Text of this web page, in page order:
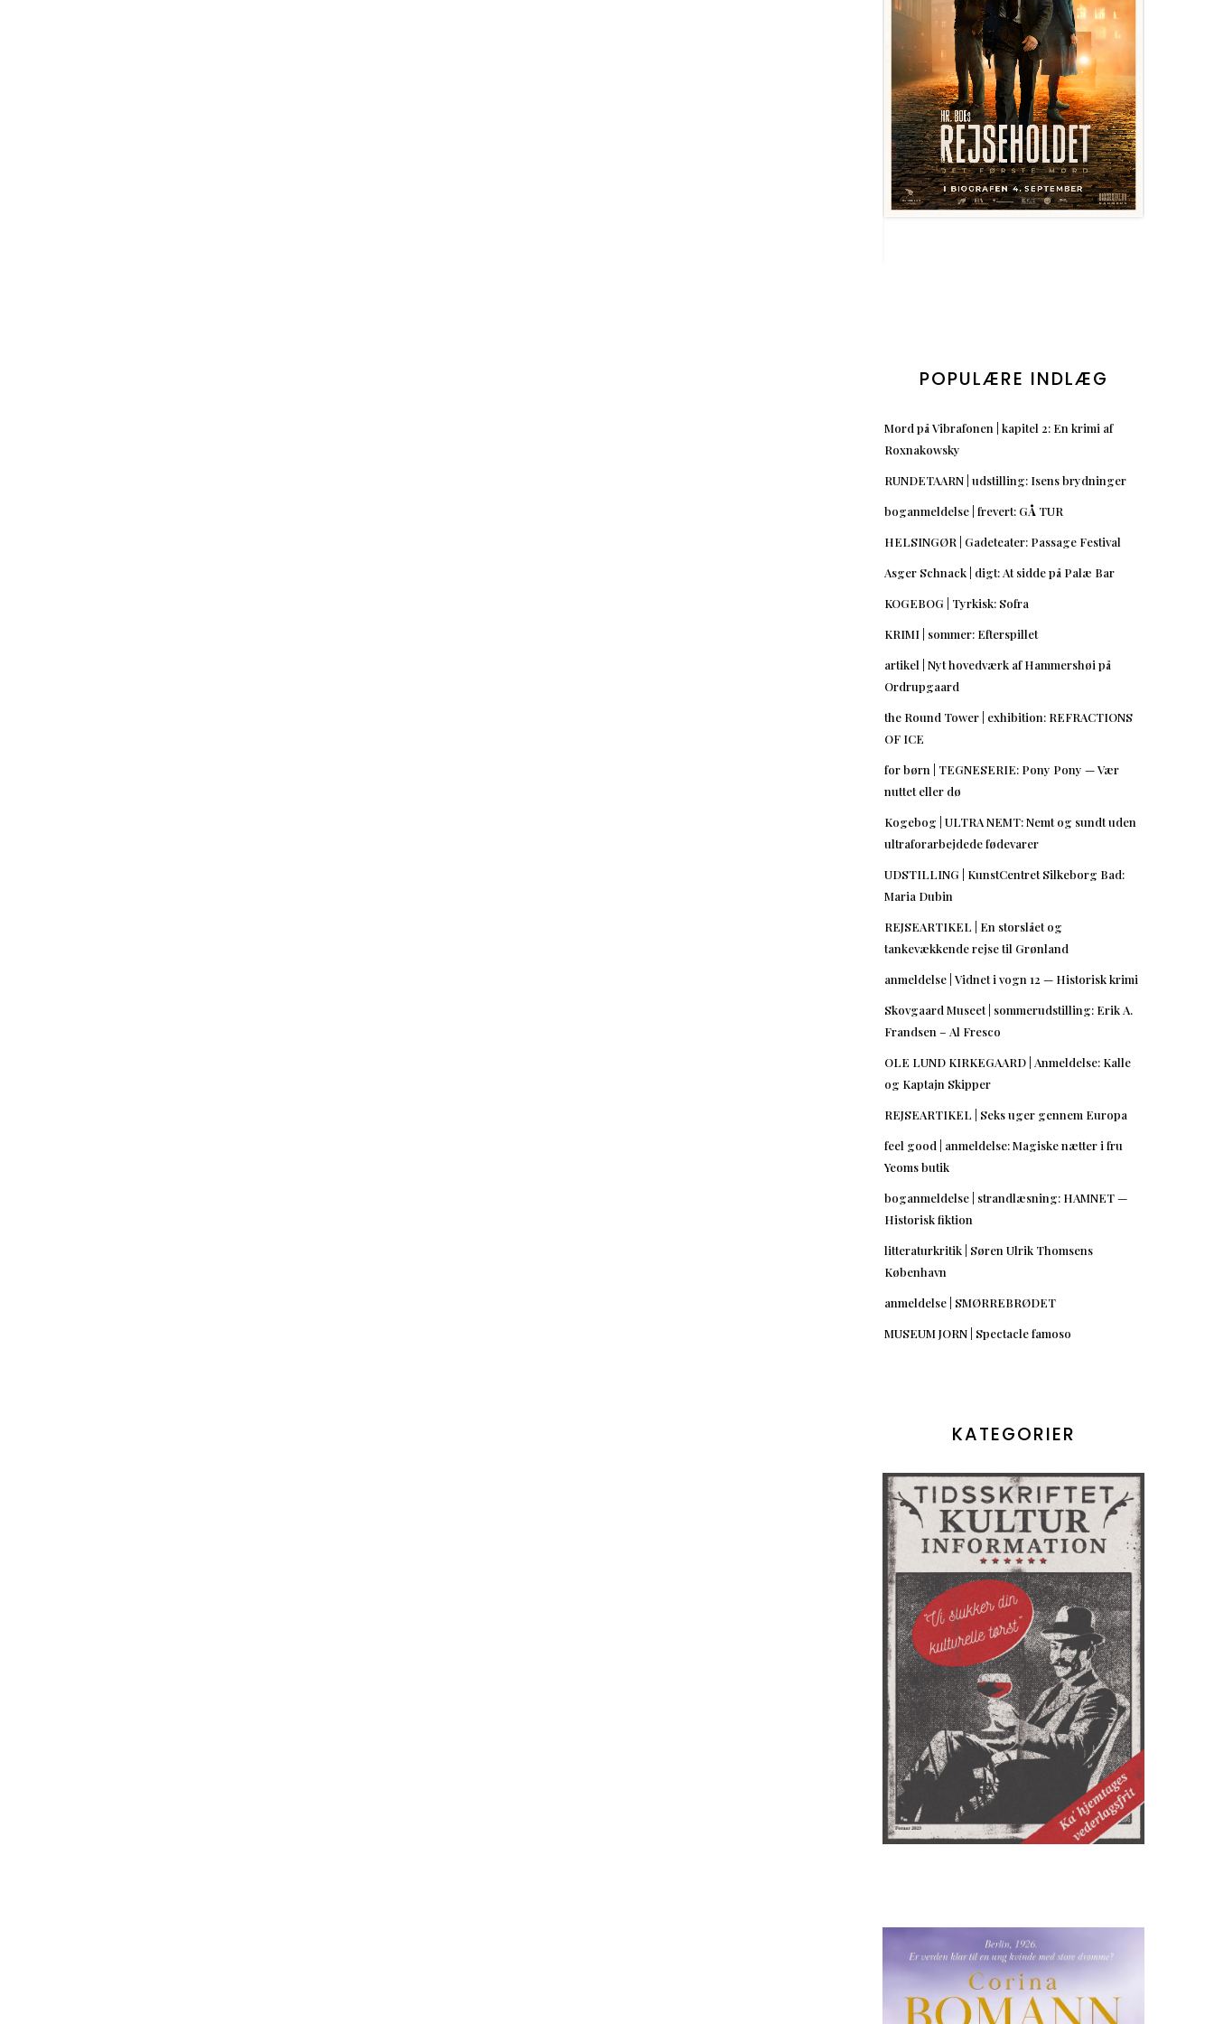
POPULÆRE INDLÆG
Mord på Vibrafonen | kapitel 2: En krimi af
Roxnakowsky
RUNDETAARN | udstilling: Isens brydninger
boganmeldelse | frevert: GÅ TUR
HELSINGØR | Gadeteater: Passage Festival
Asger Schnack | digt: At sidde på Palæ Bar
KOGEBOG | Tyrkisk: Sofra
KRIMI | sommer: Efterspillet
artikel | Nyt hovedværk af Hammershøi på
Ordrupgaard
the Round Tower | exhibition: REFRACTIONS
OF ICE
for børn | TEGNESERIE: Pony Pony — Vær
nuttet eller dø
Kogebog | ULTRA NEMT: Nemt og sundt uden
ultraforarbejdede fødevarer
UDSTILLING | KunstCentret Silkeborg Bad:
Maria Dubin
REJSEARTIKEL | En storslået og
tankevækkende rejse til Grønland
anmeldelse | Vidnet i vogn 12 — Historisk krimi
Skovgaard Museet | sommerudstilling: Erik A.
Frandsen – Al Fresco
OLE LUND KIRKEGAARD | Anmeldelse: Kalle
og Kaptajn Skipper
REJSEARTIKEL | Seks uger gennem Europa
feel good | anmeldelse: Magiske nætter i fru
Yeoms butik
boganmeldelse | strandlæsning: HAMNET —
Historisk fiktion
litteraturkritik | Søren Ulrik Thomsens
København
anmeldelse | SMØRREBRØDET
MUSEUM JORN | Spectacle famoso
KATEGORIER